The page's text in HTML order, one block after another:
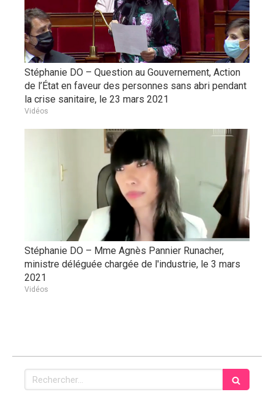
Stéphanie DO – Question au Gouvernement, Action
de l’État en faveur des personnes sans abri pendant
la crise sanitaire, le 23 mars 2021
Vidéos
Stéphanie DO – Mme Agnès Pannier Runacher,
ministre déléguée chargée de l'industrie, le 3 mars
2021
Vidéos
Rechercher